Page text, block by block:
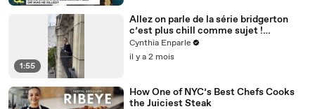
1:55
Allez on parle de la série bridgerton
c’est plus chill comme sujet !
#histoire
Cynthia Enparle
il y a 2 mois
How One of NYC’s Best Chefs Cooks
the Juiciest Steak